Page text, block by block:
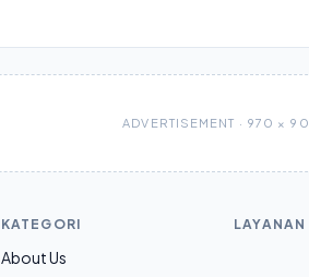
ADVERTISEMENT · 970 × 90
KATEGORI
About Us
LAYANAN